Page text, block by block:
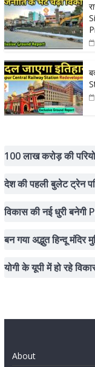
100 लाख करोड़ की
देश की पहली बुलेट ट्रेन
विकास की नई धुरी बनेगी
बन गया अद्भुत हिन्दू मंदिर
योगी के यूपी में हो रहे
About